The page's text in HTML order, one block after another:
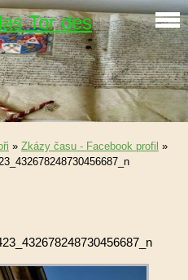
Tor des
» Zkázy času - Facebook profil »